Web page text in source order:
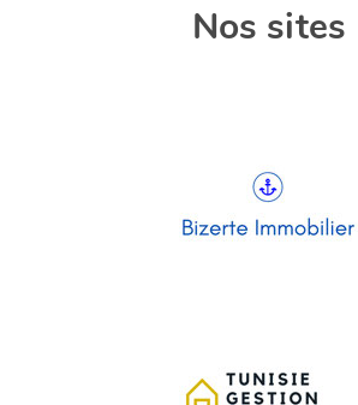
Nos sites